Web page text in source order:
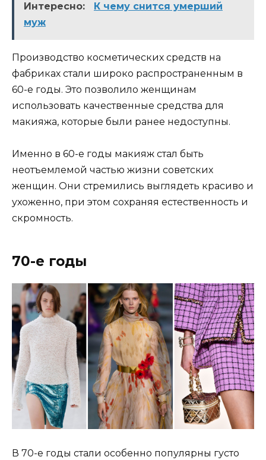
Интересно:
К чему снится умерший
муж
Производство косметических средств на
фабриках стали широко распространенным в
60-е годы. Это позволило женщинам
использовать качественные средства для
макияжа, которые были ранее недоступны.
Именно в 60-е годы макияж стал быть
неотъемлемой частью жизни советских
женщин. Они стремились выглядеть красиво и
ухоженно, при этом сохраняя естественность и
скромность.
70-е годы
В 70-е годы стали особенно популярны густо